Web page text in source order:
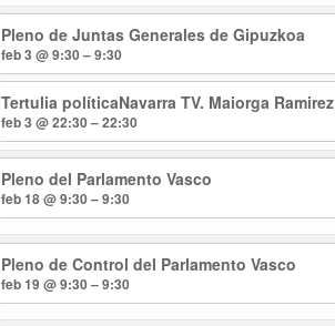
Pleno de Juntas Generales de Gipuzkoa
feb 3 @ 9:30 – 9:30
Tertulia políticaNavarra TV. Maiorga Ramirez
feb 3 @ 22:30 – 22:30
Pleno del Parlamento Vasco
feb 18 @ 9:30 – 9:30
Pleno de Control del Parlamento Vasco
feb 19 @ 9:30 – 9:30